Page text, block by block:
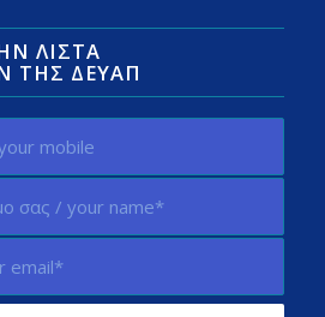
ΛΊΣΤΑ
ΤΗΣ ΔΕΥΑΠ